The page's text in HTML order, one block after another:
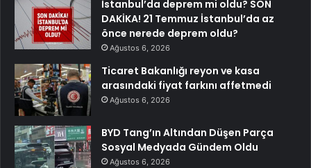
İstanbul’da deprem mi oldu? SON
DAKİKA! 21 Temmuz İstanbul’da az
önce nerede deprem oldu?
Ağustos 6, 2026
Ticaret Bakanlığı reyon ve kasa
arasındaki fiyat farkını affetmedi
Ağustos 6, 2026
BYD Tang’ın Altından Düşen Parça
Sosyal Medyada Gündem Oldu
Ağustos 6, 2026